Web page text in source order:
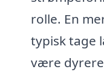
rolle. En
typisk tage
være